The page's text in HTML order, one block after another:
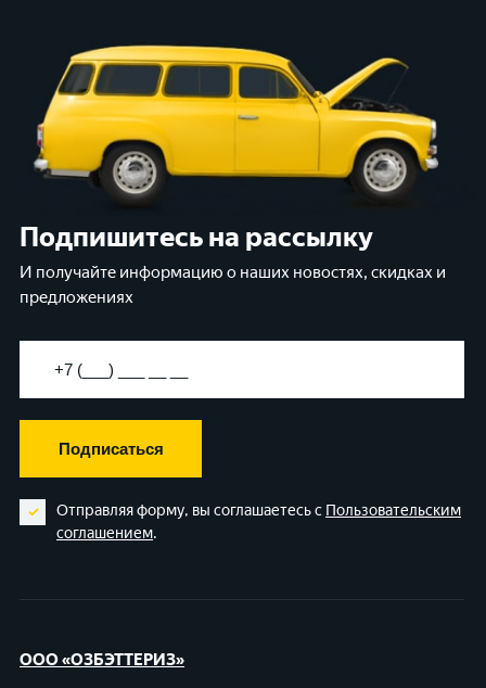
Подпишитесь на рассылку
И получайте информацию о наших новостях, скидках и
предложениях
Подписаться
Отправляя форму, вы соглашаетесь с Пользовательским
соглашением.
ООО «ОЗБЭТТЕРИЗ»